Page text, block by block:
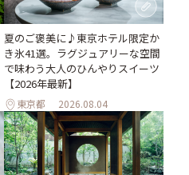
夏のご褒美に♪東京ホテル限定か
き氷41選。ラグジュアリーな空間
で味わう大人のひんやりスイーツ
【2026年最新】
東京都 2026.08.04